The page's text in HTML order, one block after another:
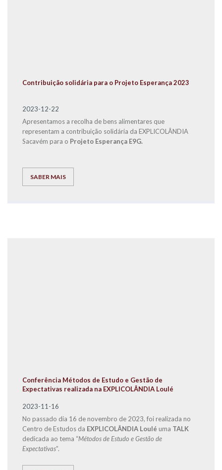
Contribuição solidária para o Projeto Esperança 2023
2023-12-22
Apresentamos a recolha de bens alimentares que
representam a contribuição solidária da EXPLICOLÂNDIA
Sacavém para o Projeto Esperança E9G.
SABER MAIS
Conferência Métodos de Estudo e Gestão de
Expectativas realizada na EXPLICOLÂNDIA Loulé
2023-11-16
No passado dia 16 de novembro de 2023, foi realizada no
Centro de Estudos da EXPLICOLÂNDIA Loulé uma TALK
dedicada ao tema “Métodos de Estudo e Gestão de
Expectativas”.